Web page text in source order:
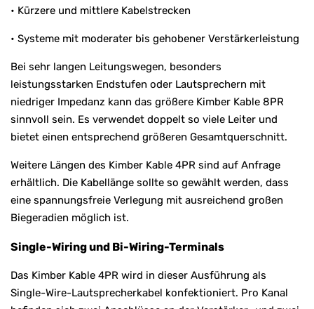
• Kürzere und mittlere Kabelstrecken
• Systeme mit moderater bis gehobener Verstärkerleistung
Bei sehr langen Leitungswegen, besonders
leistungsstarken Endstufen oder Lautsprechern mit
niedriger Impedanz kann das größere Kimber Kable 8PR
sinnvoll sein. Es verwendet doppelt so viele Leiter und
bietet einen entsprechend größeren Gesamtquerschnitt.
Weitere Längen des Kimber Kable 4PR sind auf Anfrage
erhältlich. Die Kabellänge sollte so gewählt werden, dass
eine spannungsfreie Verlegung mit ausreichend großen
Biegeradien möglich ist.
Single-Wiring und Bi-Wiring-Terminals
Das Kimber Kable 4PR wird in dieser Ausführung als
Single-Wire-Lautsprecherkabel konfektioniert. Pro Kanal